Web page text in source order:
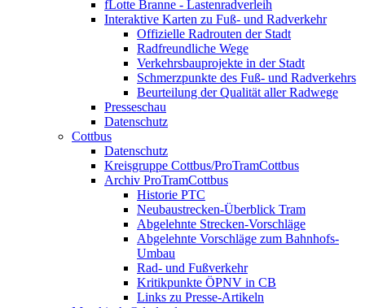
fLotte Branne - Lastenradverleih
Interaktive Karten zu Fuß- und Radverkehr
Offizielle Radrouten der Stadt
Radfreundliche Wege
Verkehrsbauprojekte in der Stadt
Schmerzpunkte des Fuß- und Radverkehrs
Beurteilung der Qualität aller Radwege
Presseschau
Datenschutz
Cottbus
Datenschutz
Kreisgruppe Cottbus/ProTramCottbus
Archiv ProTramCottbus
Historie PTC
Neubaustrecken-Überblick Tram
Abgelehnte Strecken-Vorschläge
Abgelehnte Vorschläge zum Bahnhofs-
Umbau
Rad- und Fußverkehr
Kritikpunkte ÖPNV in CB
Links zu Presse-Artikeln